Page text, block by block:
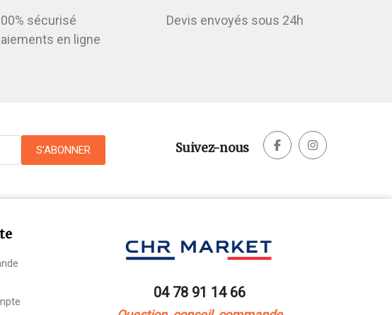
sécurisé
en ligne
Devis envoyés sous 24h
Suivez-nous  
04 78 91 14 66